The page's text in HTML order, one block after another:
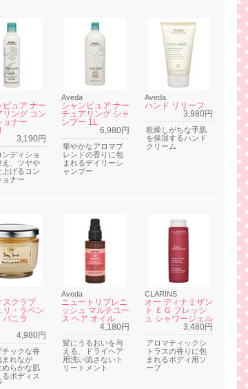
ピュア ナー
リング コン
ョナー
3,190円
ンディショ
え、ツヤや
上げるコン
ョナー
Aveda
シャンピュア ナー
チュアリング シャ
ンプー 1L
6,980円
華やかなアロマブ
レンドの香りに包
まれるデイリーシ
ャンプー
Aveda
ハンド リリーフ
3,980円
乾燥しがちな手肌
を保湿するハンド
クリーム
スクラブ
リ・ラベン
バニラ
4,980円
チックな香
まれなが
めらかな肌
るボディス
Aveda
ニュートリプレニ
ッシュ マルチユー
ス ヘア オイル
4,180円
髪にうるおいを与
える、ドライヘア
用洗い流さないト
リートメント
CLARINS
オー ディナミザン
ト ＥＧ フレッシ
ュ シャワージェル
3,480円
アロマティックシ
トラスの香りに包
まれるボディ用ソ
ープ